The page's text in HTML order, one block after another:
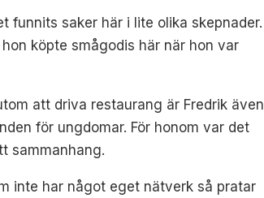
funnits saker här i lite olika skepnader.
köpte smågodis här när hon var
att driva restaurang är Fredrik även
för ungdomar. För honom var det
sammanhang.
inte har något eget nätverk så pratar